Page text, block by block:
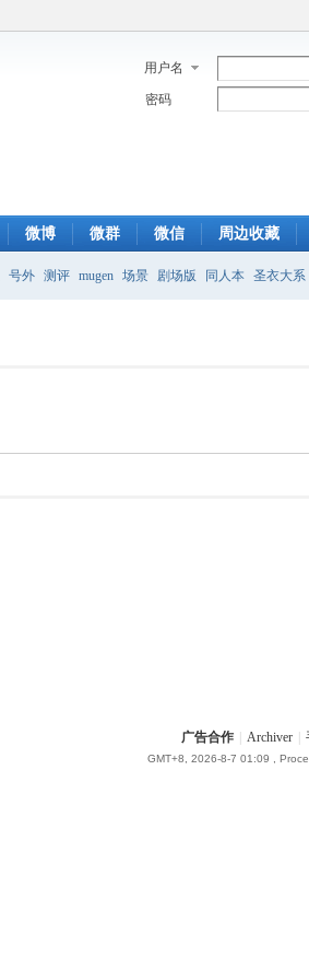
用户名
密码
微博 微群 微信 周边收藏
号外 测评 mugen 场景 剧场版 同人本 圣衣大系
广告合作 Archiver
GMT+8, 2026-8-7 01:09 ,